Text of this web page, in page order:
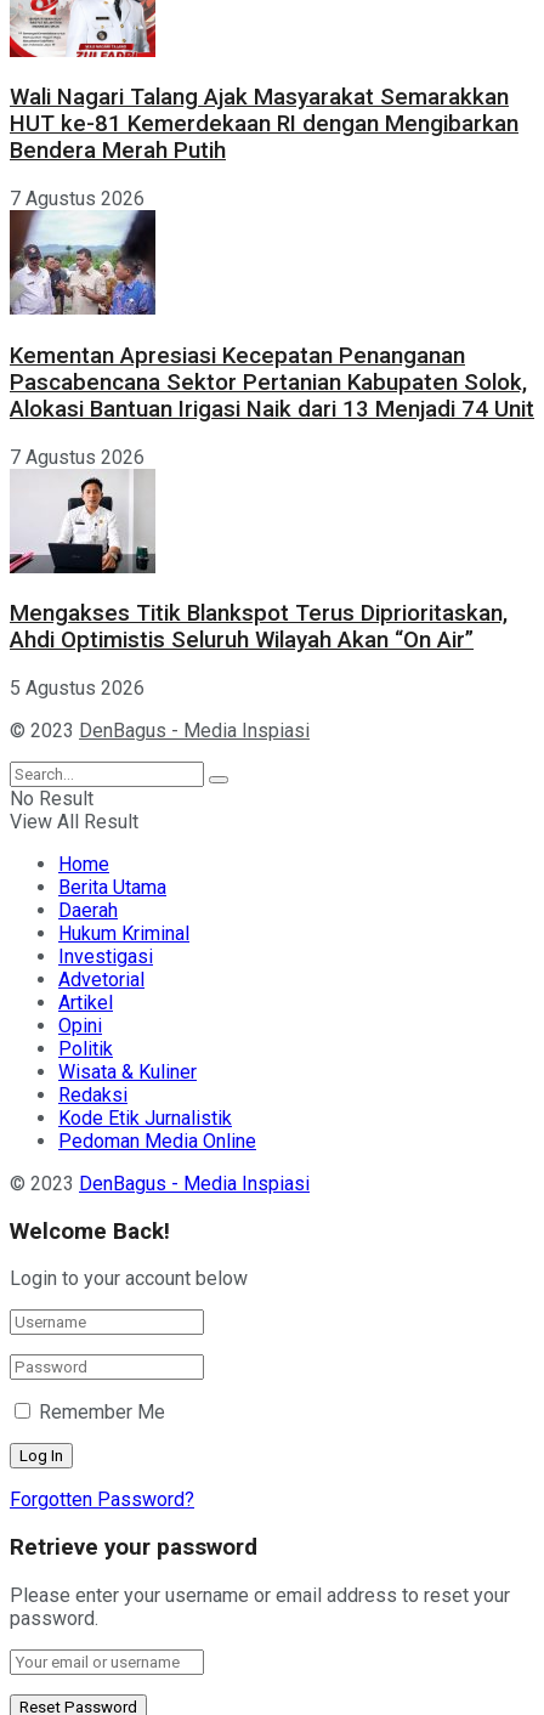
Wali Nagari Talang Ajak Masyarakat Semarakkan
HUT ke-81 Kemerdekaan RI dengan Mengibarkan
Bendera Merah Putih
7 Agustus 2026
Kementan Apresiasi Kecepatan Penanganan
Pascabencana Sektor Pertanian Kabupaten Solok,
Alokasi Bantuan Irigasi Naik dari 13 Menjadi 74 Unit
7 Agustus 2026
Mengakses Titik Blankspot Terus Diprioritaskan,
Ahdi Optimistis Seluruh Wilayah Akan “On Air”
5 Agustus 2026
© 2023 DenBagus - Media Inspiasi
No Result
View All Result
Home
Berita Utama
Daerah
Hukum Kriminal
Investigasi
Advetorial
Artikel
Opini
Politik
Wisata & Kuliner
Redaksi
Kode Etik Jurnalistik
Pedoman Media Online
© 2023 DenBagus - Media Inspiasi
Welcome Back!
Login to your account below
Remember Me
Forgotten Password?
Retrieve your password
Please enter your username or email address to reset your
password.